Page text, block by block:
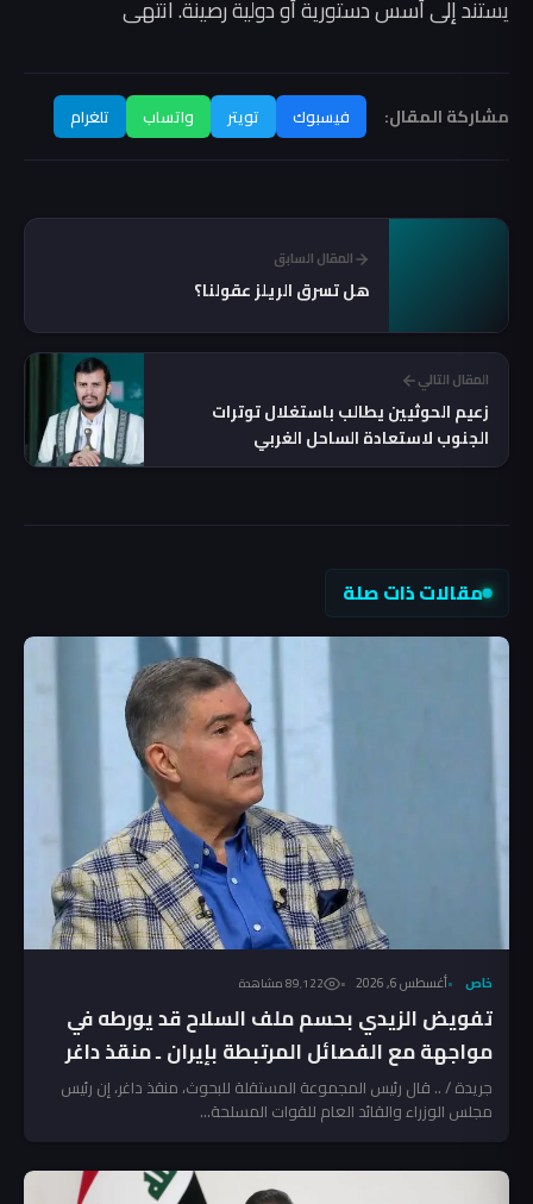
يستند إلى أسس دستورية أو دولية رصينة. انتهى
مشاركة المقال: فيسبوك تويتر واتساب تلغرام
المقال السابق
هل تسرق الريلز عقولنا؟
المقال التالي
زعيم الحوثيين يطالب باستغلال توترات
الجنوب لاستعادة الساحل الغربي
مقالات ذات صلة
خاص أغسطس 6, 2026 89٬122 مشاهدة
تفويض الزيدي بحسم ملف السلاح قد يورطه في
مواجهة مع الفصائل المرتبطة بإيران ـ منقذ داغر
جريدة / .. قال رئيس المجموعة المستقلة للبحوث، منقذ داغر، إن رئيس
مجلس الوزراء والقائد العام للقوات المسلحة...